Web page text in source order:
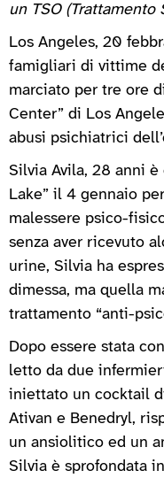
un TSO
Los Angeles, 20
famigliari di vittime
marciato per tre ore
Center” di Los
abusi psichiatrici
Silvia Avila, 28 anni è
Lake” il 4 gennaio
malessere psico-
senza aver ricevuto
urine, Silvia ha
dimessa, ma quella
trattamento “anti-
Dopo essere stata
letto da due
iniettato un cocktail
Ativan e Benedryl,
un ansiolitico ed un
Silvia è sprofondata